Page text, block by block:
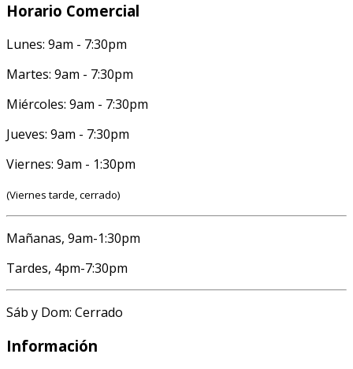
Horario Comercial
Lunes: 9am - 7:30pm
Martes: 9am - 7:30pm
Miércoles: 9am - 7:30pm
Jueves: 9am - 7:30pm
Viernes: 9am - 1:30pm
(Viernes tarde, cerrado)
Mañanas, 9am-1:30pm
Tardes, 4pm-7:30pm
Sáb y Dom: Cerrado
Información